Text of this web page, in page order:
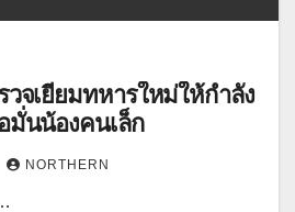
จเยี่ยมทหารใหม่ให้กำลัง
มั่นน้องคนเล็ก
NORTHERN